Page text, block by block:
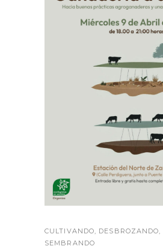
CULTIVANDO DESBROZANDO
SEMBRANDO